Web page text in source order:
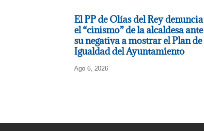
El PP de Olías del Rey denuncia
el “cinismo” de la alcaldesa ante
su negativa a mostrar el Plan de
Igualdad del Ayuntamiento
Ago 6, 2026